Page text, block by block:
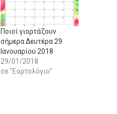
Ποιοί γιορτάζουν
σήμερα Δευτέρα 29
Ιανουαρίου 2018
29/01/2018
σε "Εορτολόγιο"